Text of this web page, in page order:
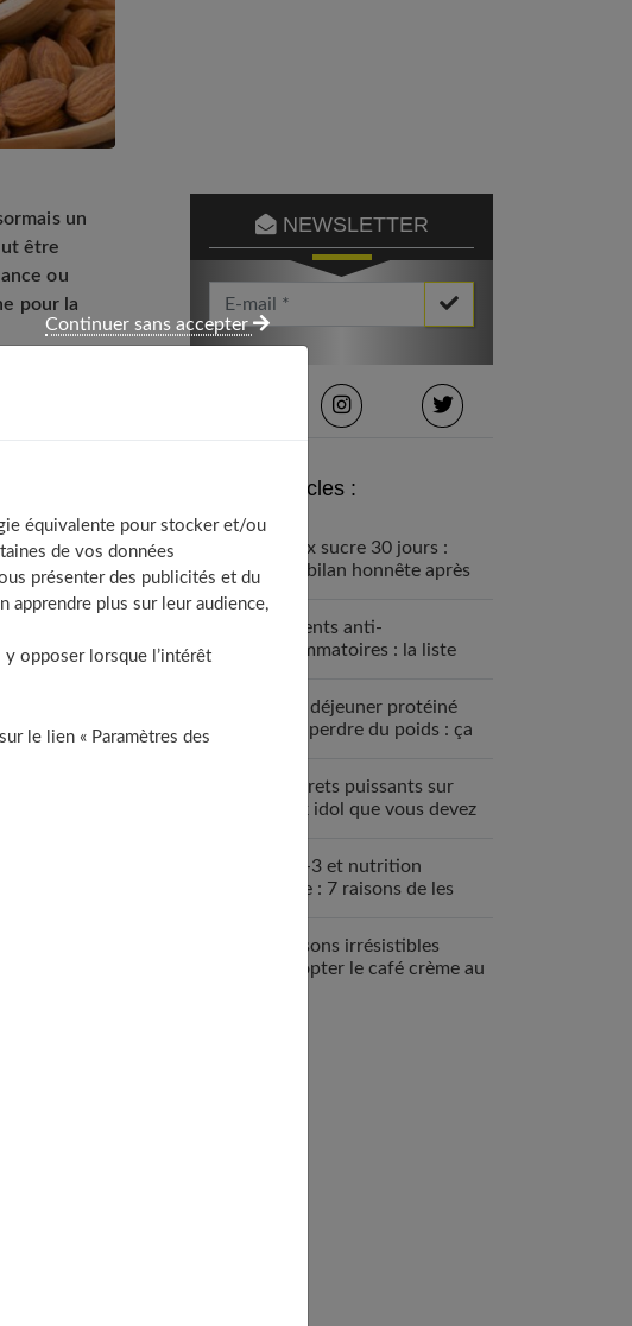
un
être
ou
pour la
NEWSLETTER
Votre Email *
Derniers articles :
Détox sucre 30 jours :
mon bilan honnête après
Aliments anti-
inflammatoires : la liste
Petit déjeuner protéiné
pour perdre du poids : ça
7 secrets puissants sur
black idol que vous devez
Oméga-3 et nutrition
sportive : 7 raisons de les
7 raisons irrésistibles
d’adopter le café crème au
équivalente pour stocker et/ou
de vos données
présenter des publicités et du
apprendre plus sur leur audience,
opposer lorsque l’intérêt
le lien « Paramètres des
Continuer sans accepter